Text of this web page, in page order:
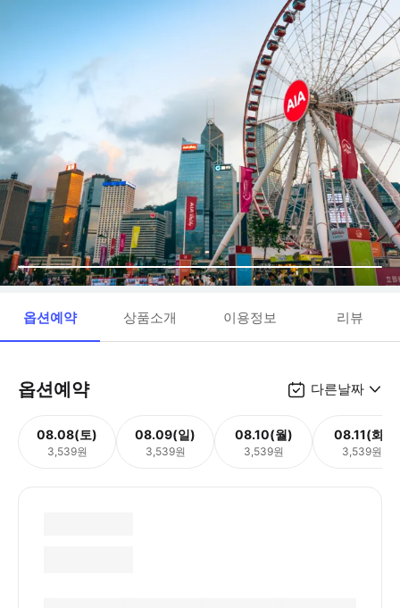
옵션예약 상품소개 이용정보 리뷰
옵션예약 다른날짜
08.08(토)
3,539원
08.09(일)
3,539원
08.10(월)
3,539원
08.11(화)
3,539원